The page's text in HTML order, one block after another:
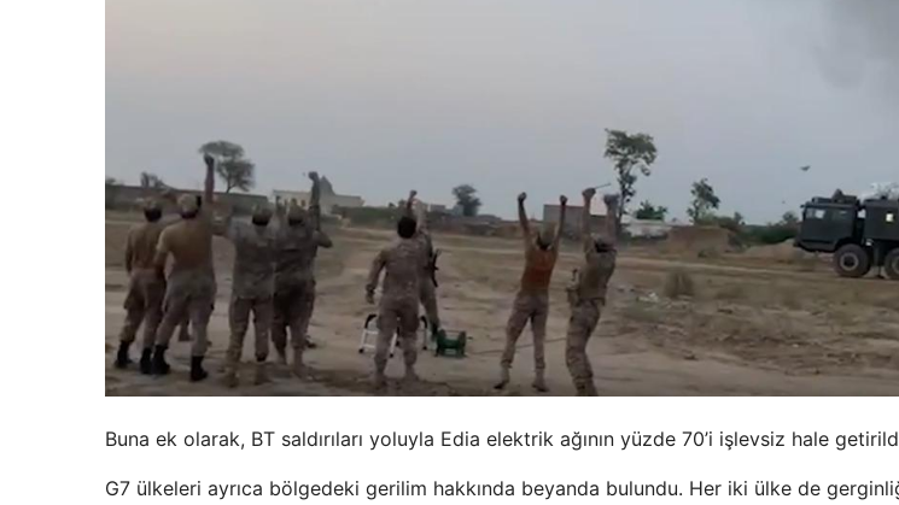
Buna ek olarak, BT saldırıları yoluyla Edia elektrik ağının yüzde 70’i işlevsiz hale
G7 ülkeleri ayrıca bölgedeki gerilim hakkında beyanda bulundu. Her iki ülke de